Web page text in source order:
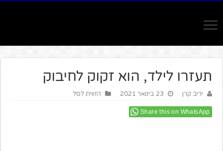
תעזרו לילד, הוא זקוק לחיבוק
יריב קרן 23 בינואר 2021 הזווית לסל
Share this on WhatsApp